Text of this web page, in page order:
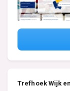
Trefhoek Wijk